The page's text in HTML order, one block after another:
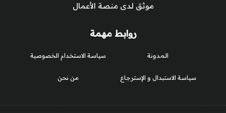
روابط مهمة
المدونة
سياسة الاستبدال و الإسترجاع
سياسة الاستخدام الخصوصية
من نحن
موثق لدى منصة الأعمال